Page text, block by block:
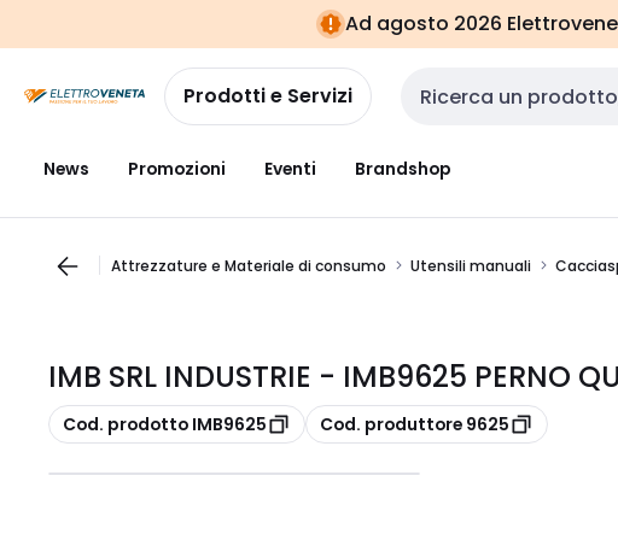
navigazionealla
pagina
Ad agosto 2026
Prodotti e Servizi Cerca input
News Promozioni Eventi Brandshop
Attrezzature e Materiale di consumo Utensili manuali
IMB SRL INDUSTRIE - IMB9625 PERNO
copia
Cod. prodotto IMB9625 copia
Cod. produttore 9625